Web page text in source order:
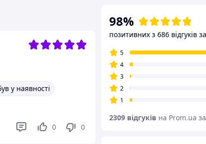
у наявності
0 0
98%
позитивних з 686 відгуків
5
4
3
2
1
2309 відгуків на Prom.ua